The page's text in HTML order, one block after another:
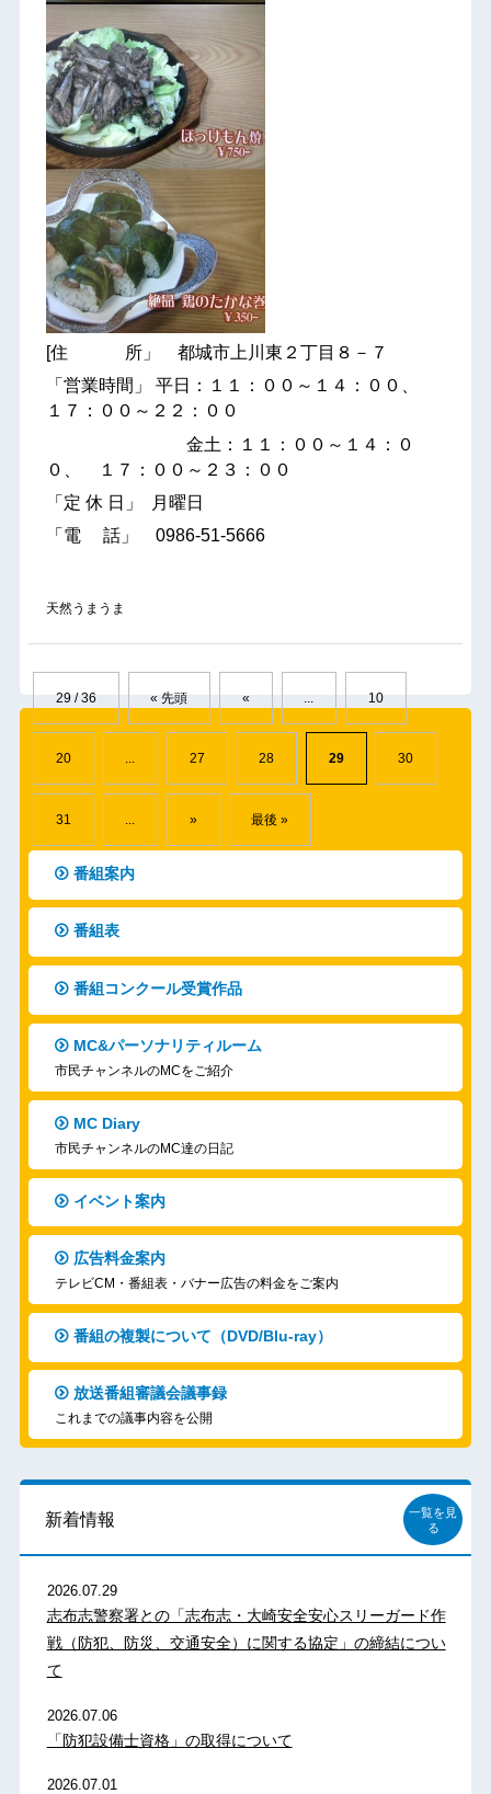
[住 所」 都城市上川東２丁目８－７
「営業時間」 平日：１１：００～１４：００、
１７：００～２２：００
金土：１１：００～１４：０
０、 １７：００～２３：００
「定 休 日」 月曜日
「電 話」 0986-51-5666
天然うまうま
29 / 36 « 先頭 « 10
20 ... 27 28 29 30
31 ... » 最後 »
番組案内
番組表
番組コンクール受賞作品
MC&パーソナリティルーム
市民チャンネルのMCをご紹介
MC Diary
市民チャンネルのMC達の日記
イベント案内
広告料金案内
テレビCM・番組表・バナー広告の料金をご案内
番組の複製について（DVD/Blu-ray）
放送番組審議会議事録
これまでの議事内容を公開
新着情報
一覧を見
る
2026.07.29
志布志警察署との「志布志・大崎安全安心スリーガード作
戦（防犯、防災、交通安全）に関する協定」の締結につい
て
2026.07.06
「防犯設備士資格」の取得について
2026.07.01